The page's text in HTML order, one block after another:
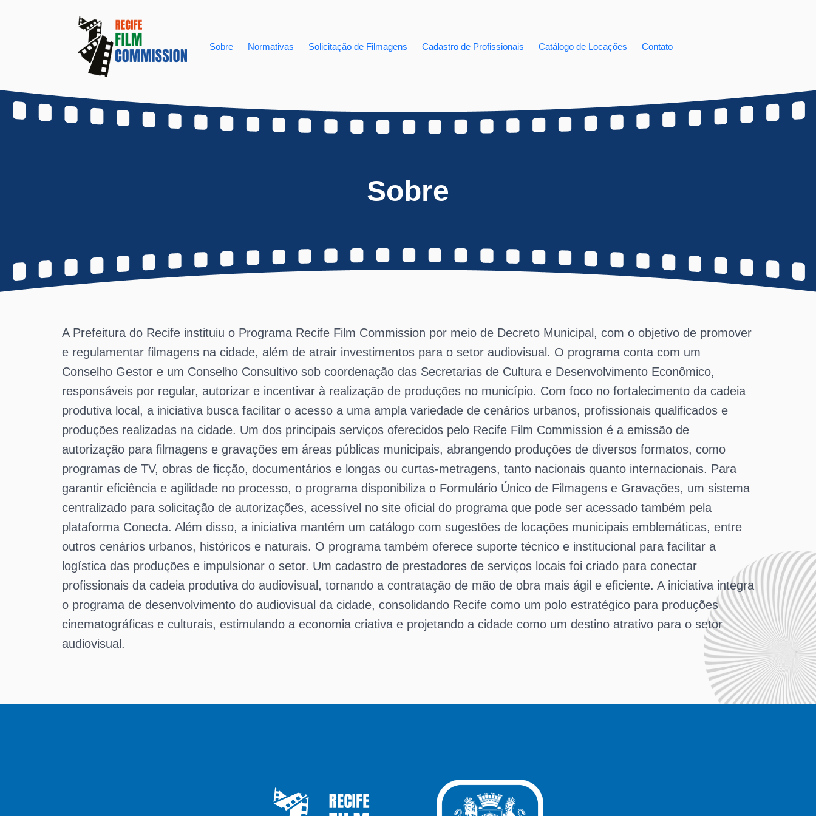
Sobre Normativas Solicitação de Filmagens Cadastro de Profissionais Catálogo de Locações Contato
Sobre
A Prefeitura do Recife instituiu o Programa Recife Film Commission por meio de Decreto Municipal, com o objetivo de promover
e regulamentar filmagens na cidade, além de atrair investimentos para o setor audiovisual. O programa conta com um
Conselho Gestor e um Conselho Consultivo sob coordenação das Secretarias de Cultura e Desenvolvimento Econômico,
responsáveis por regular, autorizar e incentivar à realização de produções no município. Com foco no fortalecimento da cadeia
produtiva local, a iniciativa busca facilitar o acesso a uma ampla variedade de cenários urbanos, profissionais qualificados e
produções realizadas na cidade. Um dos principais serviços oferecidos pelo Recife Film Commission é a emissão de
autorização para filmagens e gravações em áreas públicas municipais, abrangendo produções de diversos formatos, como
programas de TV, obras de ficção, documentários e longas ou curtas-metragens, tanto nacionais quanto internacionais. Para
garantir eficiência e agilidade no processo, o programa disponibiliza o Formulário Único de Filmagens e Gravações, um sistema
centralizado para solicitação de autorizações, acessível no site oficial do programa que pode ser acessado também pela
plataforma Conecta. Além disso, a iniciativa mantém um catálogo com sugestões de locações municipais emblemáticas, entre
outros cenários urbanos, históricos e naturais. O programa também oferece suporte técnico e institucional para facilitar a
logística das produções e impulsionar o setor. Um cadastro de prestadores de serviços locais foi criado para conectar
profissionais da cadeia produtiva do audiovisual, tornando a contratação de mão de obra mais ágil e eficiente. A iniciativa integra
o programa de desenvolvimento do audiovisual da cidade, consolidando Recife como um polo estratégico para produções
cinematográficas e culturais, estimulando a economia criativa e projetando a cidade como um destino atrativo para o setor
audiovisual.